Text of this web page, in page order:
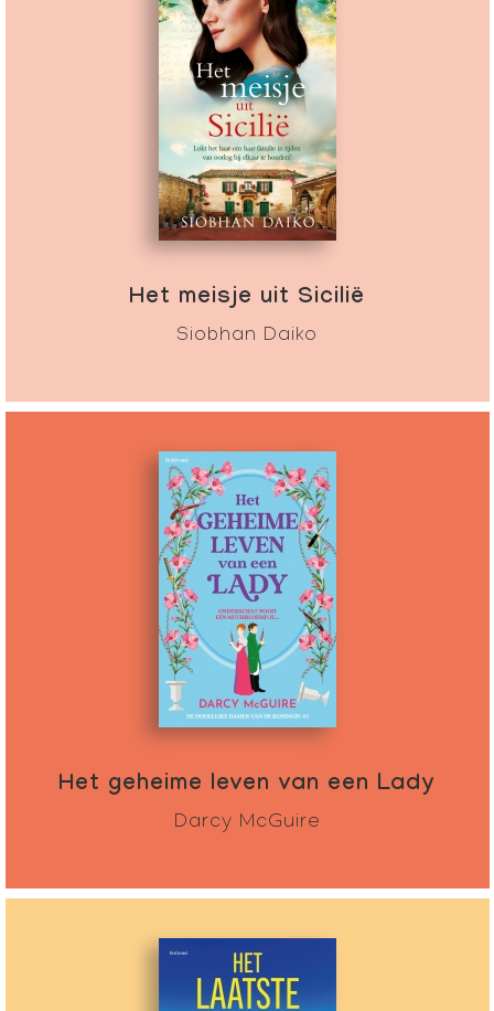
Het meisje uit Sicilië
Siobhan Daiko
Het geheime leven van een Lady
Darcy McGuire